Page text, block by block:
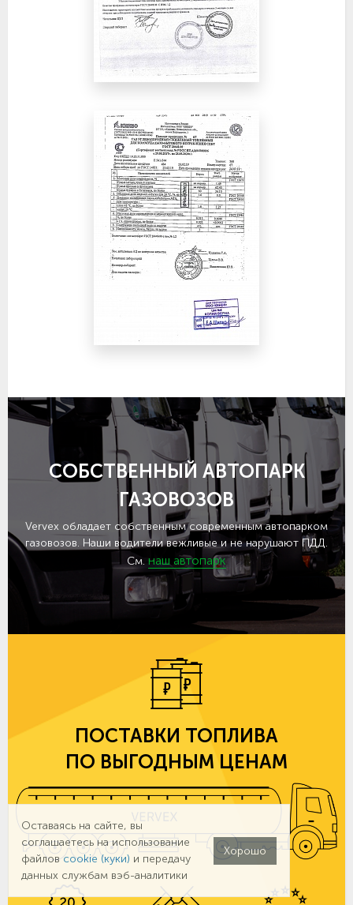
СОБСТВЕННЫЙ АВТОПАРК
ГАЗОВОЗОВ
Vervex обладает собственным современным автопарком
газовозов. Наши водители вежливые и не нарушают ПДД.
См. наш автопарк
ПОСТАВКИ ТОПЛИВА
ПО ВЫГОДНЫМ ЦЕНАМ
Оставаясь на сайте, вы
соглашаетесь на использование
файловcookie (куки) и передачу
данных службам вэб-аналитики
Хорошо